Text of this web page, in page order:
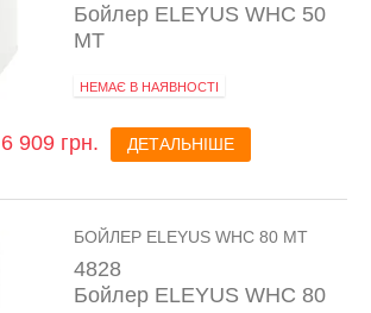
Бойлер ELEYUS WHC 50
MT
НЕМАЄ В НАЯВНОСТІ
6 909 грн. ДЕТАЛЬНІШЕ
БОЙЛЕР ELEYUS WHC 80 MT
4828
Бойлер ELEYUS WHC 80